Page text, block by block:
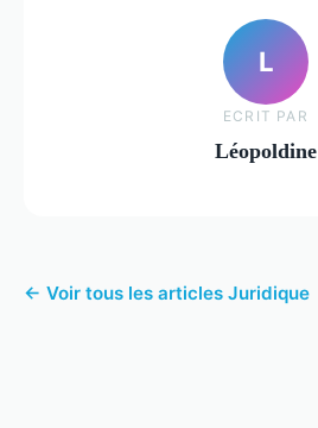
L
ECRIT PAR
Léopoldine
← Voir tous les articles Juridique